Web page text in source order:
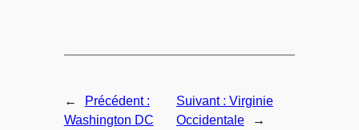
←
Précédent :
Washington DC
Suivant : Virginie
Occidentale
→